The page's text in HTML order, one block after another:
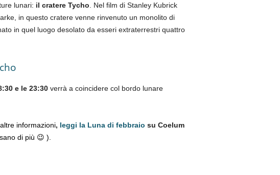
lunari: il cratere Tycho . Nel film di Stanley Kubrick
in questo cratere venne rinvenuto un monolito di
in quel luogo desolato da esseri extraterrestri quattro
e le 23:30verrà a coincidere col bordo lunare
informazioni, leggi la Luna di febbraio su Coelum
di più 😉 ).